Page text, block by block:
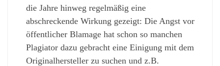
die Jahre hinweg regelmäßig eine
abschreckende Wirkung gezeigt: Die Angst vor
öffentlicher Blamage hat schon so manchen
Plagiator dazu gebracht eine Einigung mit dem
Originalhersteller zu suchen und z.B.